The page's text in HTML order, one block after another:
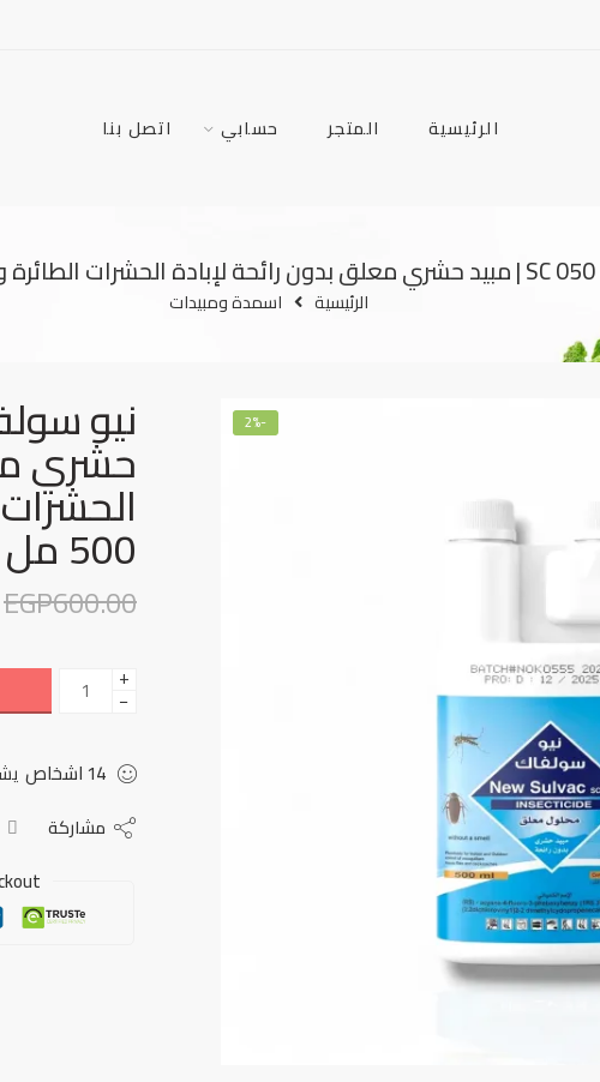
الرئيسية المتجر حسابي اتصل بنا
الرئيسية اسمدة ومبيدات
-2%
حشري
500 مل
EGP600.00
+
−
14اشخاص
مشاركة